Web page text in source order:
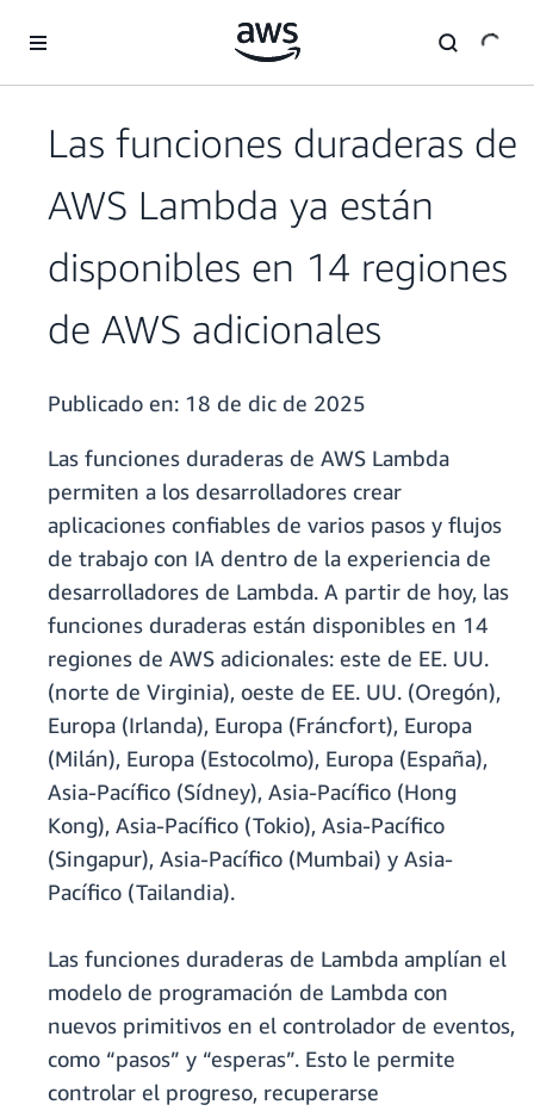
Las funciones duraderas de
AWS Lambda ya están
disponibles en 14 regiones
de AWS adicionales
Publicado en: 18 de dic de 2025
Las funciones duraderas de AWS Lambda
permiten a los desarrolladores crear
aplicaciones confiables de varios pasos y flujos
de trabajo con IA dentro de la experiencia de
desarrolladores de Lambda. A partir de hoy, las
funciones duraderas están disponibles en 14
regiones de AWS adicionales: este de EE. UU.
(norte de Virginia), oeste de EE. UU. (Oregón),
Europa (Irlanda), Europa (Fráncfort), Europa
(Milán), Europa (Estocolmo), Europa (España),
Asia-Pacífico (Sídney), Asia-Pacífico (Hong
Kong), Asia-Pacífico (Tokio), Asia-Pacífico
(Singapur), Asia-Pacífico (Mumbai) y Asia-
Pacífico (Tailandia).
Las funciones duraderas de Lambda amplían el
modelo de programación de Lambda con
nuevos primitivos en el controlador de eventos,
como “pasos” y “esperas”. Esto le permite
controlar el progreso, recuperarse